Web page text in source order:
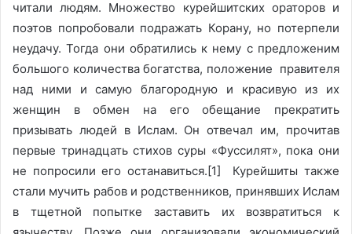
читали людям. Множество курейшитских ораторов и
поэтов попробовали подражать Корану, но потерпели
неудачу. Тогда они обратились к нему с предложеним
большого количества богатства, положение правителя
над ними и самую благородную и красивую из их
женщин в обмен на его обещание прекратить
призывать людей в Ислам. Он отвечал им, прочитав
первые тринадцать стихов суры «Фуссилят», пока они
не попросили его останавиться.[1] Курейшиты также
стали мучить рабов и родственников, принявших Ислам
в тщетной попытке заставить их возвратиться к